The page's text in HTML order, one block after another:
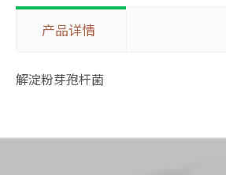
产品详情
解淀粉芽孢杆菌